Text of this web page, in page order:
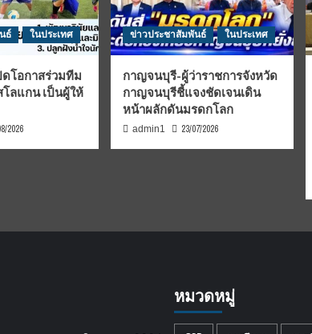
ธ์ ในประเทศ
โอกาสร่วมทีม
ลแกน เป็นผู้ให้
2026
ข่าวประชาสัมพันธ์ ในประเทศ
กาญจนบุรี-ผู้ว่าราชการจังหวัด
กาญจนบุรีชี้แจงชัดเจนเดิน
หน้าผลักดันมรดกโลก
admin1 23/07/2026
หมวดหมู่